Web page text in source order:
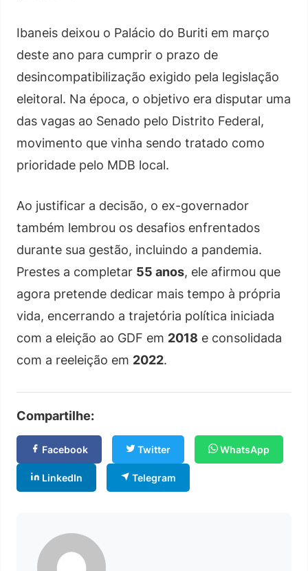
Ibaneis deixou o Palácio do Buriti em março
deste ano para cumprir o prazo de
desincompatibilização exigido pela legislação
eleitoral. Na época, o objetivo era disputar uma
das vagas ao Senado pelo Distrito Federal,
movimento que vinha sendo tratado como
prioridade pelo MDB local.
Ao justificar a decisão, o ex-governador
também lembrou os desafios enfrentados
durante sua gestão, incluindo a pandemia.
Prestes a completar 55 anos, ele afirmou que
agora pretende dedicar mais tempo à própria
vida, encerrando a trajetória política iniciada
com a eleição ao GDF em 2018 e consolidada
com a reeleição em 2022.
Compartilhe:
Facebook Twitter WhatsApp
LinkedIn Telegram